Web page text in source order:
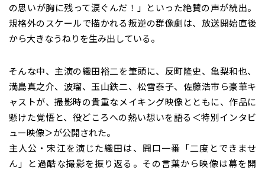
の思いが胸に残って涙ぐんだ！」といった絶賛の声が続出。
規格外のスケールで描かれる叛逆の群像劇は、放送開始直後
から大きなうねりを生み出している。
そんな中、主演の織田裕二を筆頭に、反町隆史、亀梨和也、
満島真之介、波瑠、玉山鉄二、松雪泰子、佐藤浩市ら豪華キ
ャストが、撮影時の貴重なメイキング映像とともに、作品に
懸けた覚悟と、役どころへの熱い想いを語る＜特別インタビ
ュー映像＞が公開された。
主人公・宋江を演じた織田は、開口一番「二度とできませ
ん」と過酷な撮影を振り返る。その言葉から映像は幕を開